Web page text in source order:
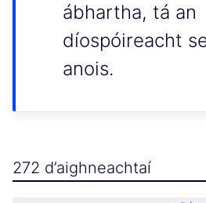
ábhartha, tá an
díospóireacht
anois.
272 d’aighneachtaí